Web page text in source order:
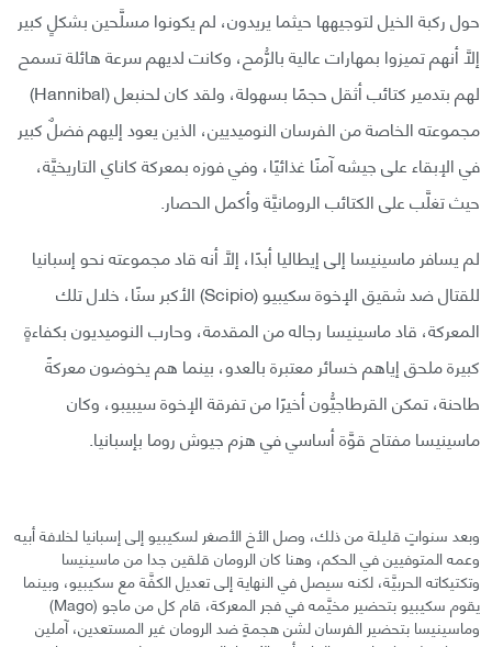
حول ركبة الخيل لتوجيهها حيثما يريدون، لم يكونوا مسلَّحين بشكلٍ كبير
إلَّا أنهم تميزوا بمهارات عالية بالرُّمح، وكانت لديهم سرعة هائلة تسمح
لهم بتدمير كتائب أثقل حجمًا بسهولة، ولقد كان لحنبعل (Hannibal)
مجموعته الخاصة من الفرسان النوميديين، الذين يعود إليهم فضلٌ كبير
في الإبقاء على جيشه آمنًا غذائيًا، وفي فوزه بمعركة كاناي التاريخيَّة،
حيث تغلَّب على الكتائب الرومانيَّة وأكمل الحصار.
لم يسافر ماسينيسا إلى إيطاليا أبدًا، إلَّا أنه قاد مجموعته نحو إسبانيا
للقتال ضد شقيق الإخوة سكيبيو (Scipio) الأكبر سنًا، خلال تلك
المعركة، قاد ماسينيسا رجاله من المقدمة، وحارب النوميديون بكفاءةٍ
كبيرة ملحق إياهم خسائر معتبرة بالعدو، بينما هم يخوضون معركةً
طاحنة، تمكن القرطاجيُّون أخيرًا من تفرقة الإخوة سيبيبو، وكان
ماسينيسا مفتاح قوَّة أساسي في هزم جيوش روما بإسبانيا.
وبعد سنواتٍ قليلة من ذلك، وصل الأخ الأصغر لسكيبيو إلى إسبانيا لخلافة أبيه
وعمه المتوفيين في الحكم، وهنا كان الرومان قلقين جدا من ماسينيسا
وتكتيكاته الحربيَّة، لكنه سيصل في النهاية إلى تعديل الكفَّة مع سكيبيو، وبينما
يقوم سكيبيو بتحضير مخيَّمه في فجر المعركة، قام كل من ماجو (Mago)
وماسينيسا بتحضير الفرسان لشن هجمةٍ ضد الرومان غير المستعدين، آملين